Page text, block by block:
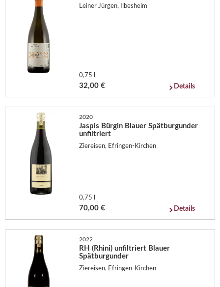
Leiner Jürgen, Ilbesheim
0,75 l
32,00 € Details
2020
Jaspis Bürgin Blauer Spätburgunder
unfiltriert
Ziereisen, Efringen-Kirchen
0,75 l
70,00 € Details
2022
RH (Rhini) unfiltriert Blauer
Spätburgunder
Ziereisen, Efringen-Kirchen